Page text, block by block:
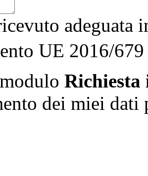
adeguata
UE 2016/
dei miei dati